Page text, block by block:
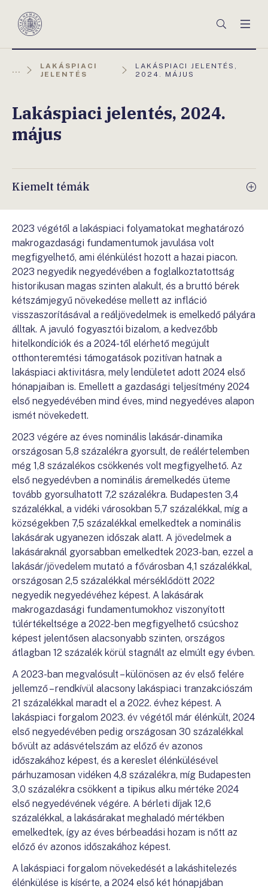
Magyar
Keresés
...
LAKÁSPIACI
JELENTÉS
AKTUÁLIS
OLDAL:
LAKÁSPIACI JELENTÉS,
2024. MÁJUS
Lakáspiaci jelentés, 2024.
május
Kiemelt témák
2023 végétől a lakáspiaci folyamatokat meghatározó
makrogazdasági fundamentumok javulása volt
megfigyelhető, ami élénkülést hozott a hazai piacon.
2023 negyedik negyedévében a foglalkoztatottság
historikusan magas szinten alakult, és a bruttó bérek
kétszámjegyű növekedése mellett az infláció
visszaszorításával a reáljövedelmek is emelkedő pályára
álltak. A javuló fogyasztói bizalom, a kedvezőbb
hitelkondíciók és a 2024-től elérhető megújult
otthonteremtési támogatások pozitívan hatnak a
lakáspiaci aktivitásra, mely lendületet adott 2024 első
hónapjaiban is. Emellett a gazdasági teljesítmény 2024
első negyedévében mind éves, mind negyedéves alapon
ismét növekedett.
2023 végére az éves nominális lakásár-dinamika
országosan 5,8 százalékra gyorsult, de reálértelemben
még 1,8 százalékos csökkenés volt megfigyelhető. Az
első negyedévben a nominális áremelkedés üteme
tovább gyorsulhatott 7,2 százalékra. Budapesten 3,4
százalékkal, a vidéki városokban 5,7 százalékkal, míg a
községekben 7,5 százalékkal emelkedtek a nominális
lakásárak ugyanezen időszak alatt. A jövedelmek a
lakásáraknál gyorsabban emelkedtek 2023-ban, ezzel a
lakásár/jövedelem mutató a fővárosban 4,1 százalékkal,
országosan 2,5 százalékkal mérséklődött 2022
negyedik negyedévéhez képest. A lakásárak
makrogazdasági fundamentumokhoz viszonyított
túlértékeltsége a 2022-ben megfigyelhető csúcshoz
képest jelentősen alacsonyabb szinten, országos
átlagban 12 százalék körül stagnált az elmúlt egy évben.
A 2023-ban megvalósult – különösen az év első felére
jellemző – rendkívül alacsony lakáspiaci tranzakciószám
21 százalékkal maradt el a 2022. évhez képest. A
lakáspiaci forgalom 2023. év végétől már élénkült, 2024
első negyedévében pedig országosan 30 százalékkal
bővült az adásvételszám az előző év azonos
időszakához képest, és a kereslet élénkülésével
párhuzamosan vidéken 4,8 százalékra, míg Budapesten
3,0 százalékra csökkent a tipikus alku mértéke 2024
első negyedévének végére. A bérleti díjak 12,6
százalékkal, a lakásárakat meghaladó mértékben
emelkedtek, így az éves bérbeadási hozam is nőtt az
előző év azonos időszakához képest.
A lakáspiaci forgalom növekedését a lakáshitelezés
élénkülése is kísérte, a 2024 első két hónapjában